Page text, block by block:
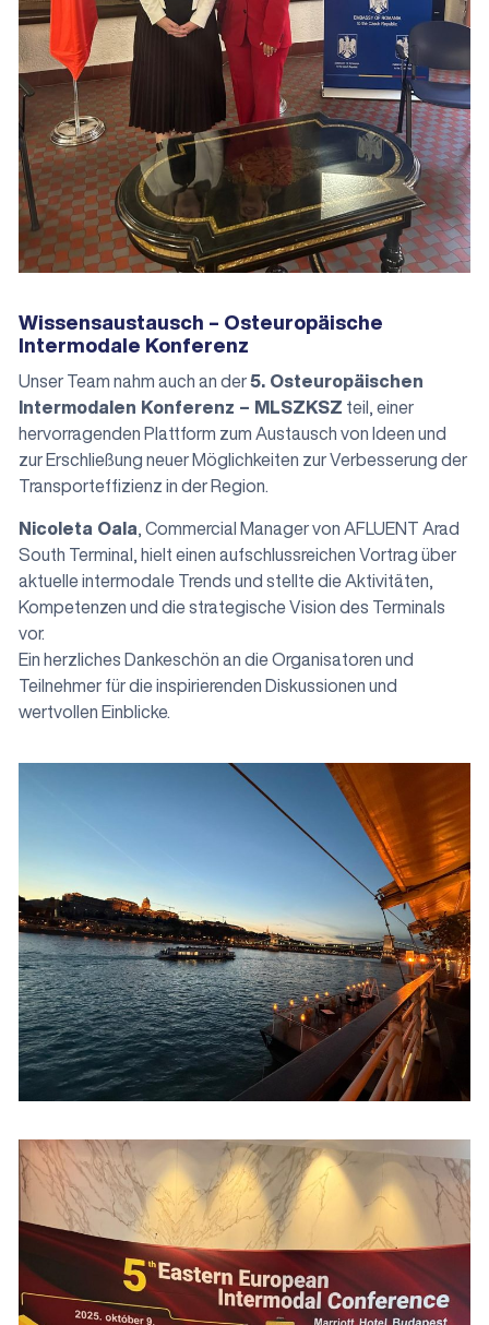
Wissensaustausch – Osteuropäische
Intermodale Konferenz
Unser Team nahm auch an der5. Osteuropäischen
Intermodalen Konferenz – MLSZKSZ teil, einer
hervorragenden Plattform zum Austausch von Ideen und
zur Erschließung neuer Möglichkeiten zur Verbesserung der
Transporteffizienz in der Region.
Nicoleta Oala , Commercial Manager von AFLUENT Arad
South Terminal, hielt einen aufschlussreichen Vortrag über
aktuelle intermodale Trends und stellte die Aktivitäten,
Kompetenzen und die strategische Vision des Terminals
vor.
Ein herzliches Dankeschön an die Organisatoren und
Teilnehmer für die inspirierenden Diskussionen und
wertvollen Einblicke.